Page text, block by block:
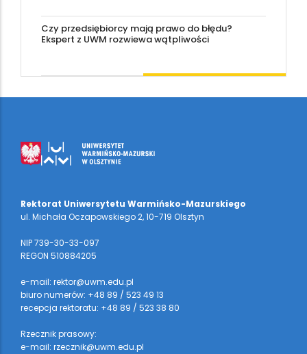
Czy przedsiębiorcy mają prawo do błędu?
Ekspert z UWM rozwiewa wątpliwości
Rektorat Uniwersytetu Warmińsko-Mazurskiego
ul. Michała Oczapowskiego 2, 10-719 Olsztyn
NIP 739-30-33-097
REGON 510884205
e-mail: rektor@uwm.edu.pl
biuro numerów: +48 89 / 523 49 13
recepcja rektoratu: +48 89 / 523 38 80
Rzecznik prasowy:
e-mail: rzecznik@uwm.edu.pl